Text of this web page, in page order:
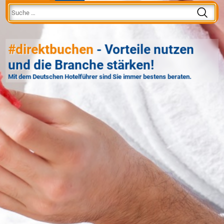
#direktbuchen - Vorteile nutzen
und die Branche stärken!
Mit dem Deutschen Hotelführer sind Sie immer bestens beraten.